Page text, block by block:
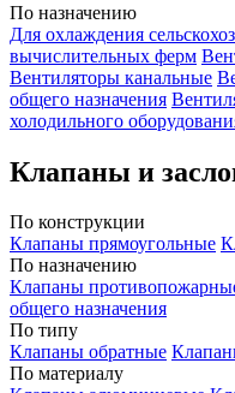
По назначению
Для охлаждения
вычислительных ферм
Вентиляторы канальные
общего назначения
холодильного
Клапаны и
По конструкции
Клапаны прямоугольные
По назначению
Клапаны
общего назначения
По типу
Клапаны обратные
По материалу